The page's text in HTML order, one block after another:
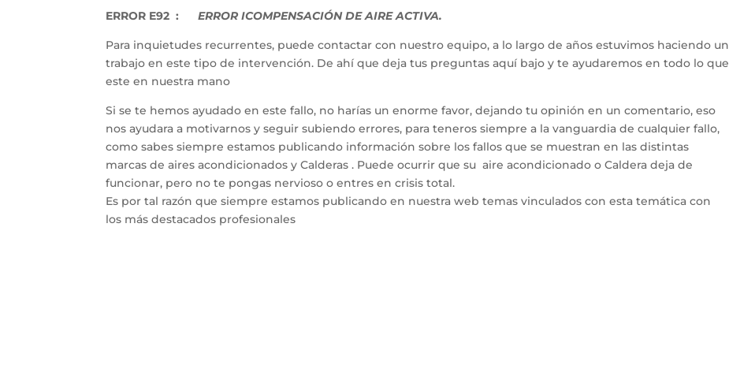
ERROR E92 : ERROR ICOMPENSACIÓN DE AIRE ACTIVA.
Para inquietudes recurrentes, puede contactar con nuestro equipo, a lo largo de años estuvimos haciendo un
trabajo en este tipo de intervención. De ahí que deja tus preguntas aquí bajo y te ayudaremos en todo lo que
este en nuestra mano
Si se te hemos ayudado en este fallo, no harías un enorme favor, dejando tu opinión en un comentario, eso
nos ayudara a motivarnos y seguir subiendo errores, para teneros siempre a la vanguardia de cualquier fallo,
como sabes siempre estamos publicando información sobre los fallos que se muestran en las distintas
marcas de aires acondicionados y Calderas . Puede ocurrir que su aire acondicionado o Caldera deja de
funcionar, pero no te pongas nervioso o entres en crisis total.
Es por tal razón que siempre estamos publicando en nuestra web temas vinculados con esta temática con
los más destacados profesionales